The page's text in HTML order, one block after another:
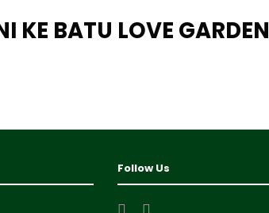
KE BATU LOVE GARDEN
Follow Us